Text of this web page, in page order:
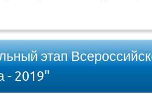
этап
- 2019"